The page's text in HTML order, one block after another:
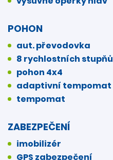
POHON
aut. převodovka
8 rychlostních stupňů
pohon 4x4
adaptivní tempomat
tempomat
ZABEZPEČENÍ
imobilizér
GPS zabezpečení